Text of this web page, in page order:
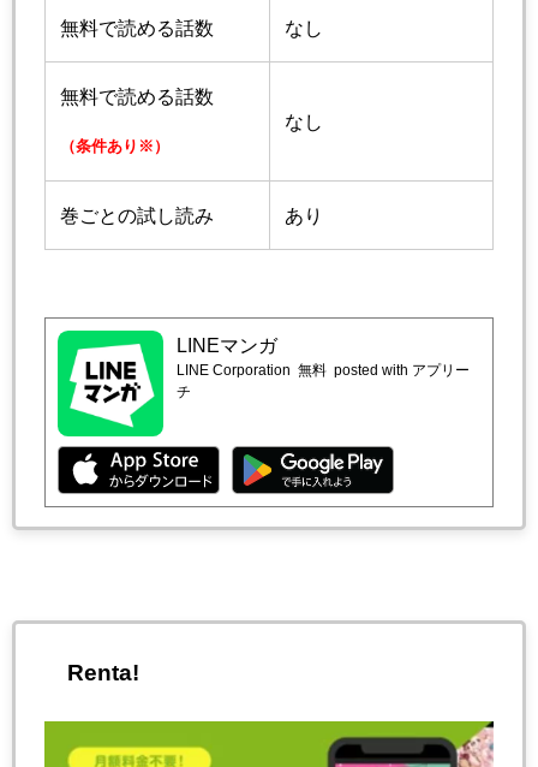
無料で読める話数 なし
無料で読める話数
（条件あり※）
なし
巻ごとの試し読み あり
LINEマンガ
LINE Corporation 無料 posted with アプリー
チ
Renta!